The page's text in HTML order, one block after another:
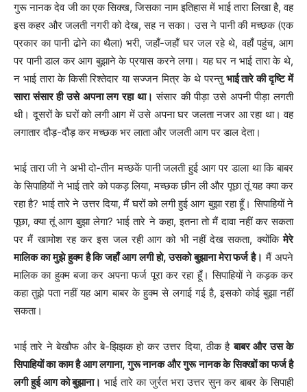
गुरू नानक देव जी का एक सिक्ख, जिसका नाम इतिहास में भाई तारा लिखा है, वह
इस कहर और जलती नगरी को देख, सह न सका। उस ने पानी की मच्छक (एक
प्रकार का पानी ढोने का थैला) भरी, जहाँ-जहाँ घर जल रहे थे, वहाँ पहुंच, आग
पर पानी डाल कर आग बुझाने के प्रयास करने लगा। यह घर न भाई तारा के थे,
न भाई तारा के किसी रिश्तेदार या सज्जन मित्र के थे परन्तु भाई तारे की दृष्टि में
सारा संसार ही उसे अपना लग रहा था। संसार की पीड़ा उसे अपनी पीड़ा लगती
थी। दूसरों के घरों को लगी आग में उसे अपना घर जलता नजर आ रहा था। वह
लगातार दौड़-दौड़ कर मच्छक भर लाता और जलती आग पर डाल देता।
भाई तारा जी ने अभी दो-तीन मच्छकें पानी जलती हुई आग पर डाला था कि बाबर
के सिपाहियों ने भाई तारे को पकड़ लिया, मच्छक छीन ली और पूछा तूं यह क्या कर
रहा है? भाई तारे ने उत्तर दिया, मैं घरों को लगी हुई आग बुझा रहा हूँ। सिपाहियों ने
पूछा, क्या तूं आग बुझा लेगा? भाई तारे ने कहा, इतना तो मैं दावा नहीं कर सकता
पर मैं खामोश रह कर इस जल रही आग को भी नहीं देख सकता, क्योंकिमेरे
मालिक का मुझे हुक्म है कि जहाँ आग लगी हो, उसको बुझाना मेरा फर्ज है। मैं अपने
मालिक का हुक्म बजा कर अपना फर्ज पूरा कर रहा हूँ। सिपाहियों ने कड़क कर
कहा तुझे पता नहीं यह आग बाबर के हुक्म से लगाई गई है, इसको कोई बुझा नहीं
सकता।
भाई तारे ने बेखौफ और बे-झिझक हो कर उत्तर दिया, ठीक हैबाबर और उस के
सिपाहियों का काम है आग लगाना, गुरू नानक और गुरू नानक के सिक्खों का फर्ज है
लगी हुई आग को बुझाना। भाई तारे का जुर्रत भरा उत्तर सुन कर बाबर के सिपाही